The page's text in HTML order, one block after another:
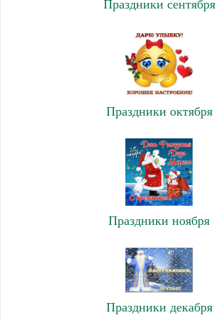
Праздники сентября
Праздники октября
Праздники ноября
Праздники декабря